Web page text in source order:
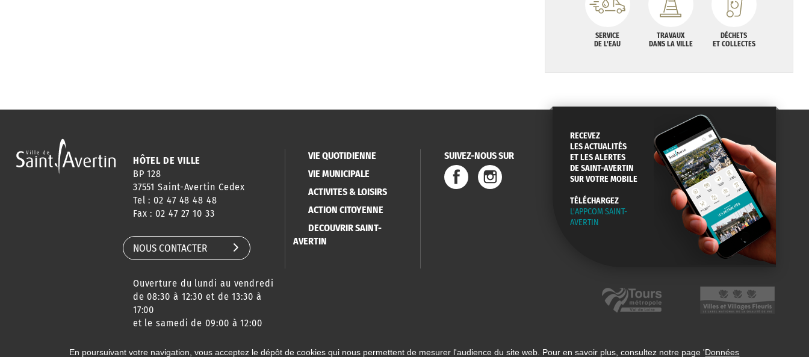
SERVICE
DE L'EAU
TRAVAUX
DANS LA VILLE
DÉCHETS
ET COLLECTES
HÔTEL DE VILLE
BP 128
37551 Saint-Avertin Cedex
Tel : 02 47 48 48 48
Fax : 02 47 27 10 33
NOUS CONTACTER
Ouverture du lundi au vendredi
de 08:30 à 12:30 et de 13:30 à
17:00
et le samedi de 09:00 à 12:00
VIE QUOTIDIENNE
VIE MUNICIPALE
ACTIVITES & LOISIRS
ACTION CITOYENNE
DECOUVRIR SAINT-
AVERTIN
SUIVEZ-NOUS SUR
RECEVEZ
LES ACTUALITÉS
ET LES ALERTES
DE SAINT-AVERTIN
SUR VOTRE MOBILE
TÉLÉCHARGEZ
L'APPCOM SAINT-
AVERTIN
En poursuivant votre navigation, vous acceptez le dépôt de cookies qui nous permettent de mesurer l'audience du site web. Pour en savoir plus, consultez notre page 'Données